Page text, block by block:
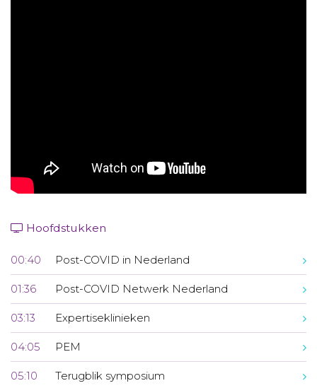
Hoofdstukken
00:40 Post-COVID in Nederland
01:36 Post-COVID Netwerk Nederland
03:13 Expertiseklinieken
04:05 PEM
05:10 Terugblik symposium